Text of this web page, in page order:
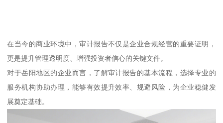
在当今的商业环境中，审计报告不仅是企业合规经营的重要证明，
更是提升管理透明度、增强投资者信心的关键文件。
对于岳阳地区的企业而言，了解审计报告的基本流程，选择专业的
服务机构协助办理，能够有效提升效率、规避风险，为企业稳健发
展奠定基础。